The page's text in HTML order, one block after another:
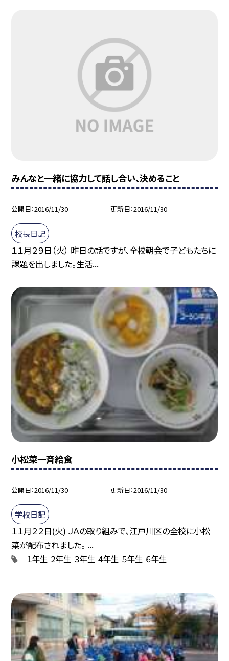
みんなと一緒に協力して話し合い、決めること
公開日 2016/11/30 更新日 2016/11/30
校長日記
１１月２９日（火） 昨日の話ですが、全校朝会で子どもたちに
課題を出しました。生活...
小松菜一斉給食
公開日 2016/11/30 更新日 2016/11/30
学校日記
１１月２２日(火) ＪＡの取り組みで、江戸川区の全校に小松
菜が配布されました。 ...
１年生 ２年生 ３年生 ４年生 ５年生 ６年生